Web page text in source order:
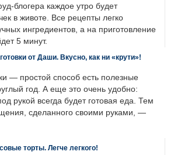
блогера каждое утро будет
в животе. Все рецепты легко
ингредиентов, а на приготовление
5 минут.
от Даши. Вкусно, как ни «крути»!
— простой способ есть полезные
год. А еще это очень удобно:
рукой всегда будет готовая еда. Тем
сделанного своими руками, —
торты. Легче легкого!